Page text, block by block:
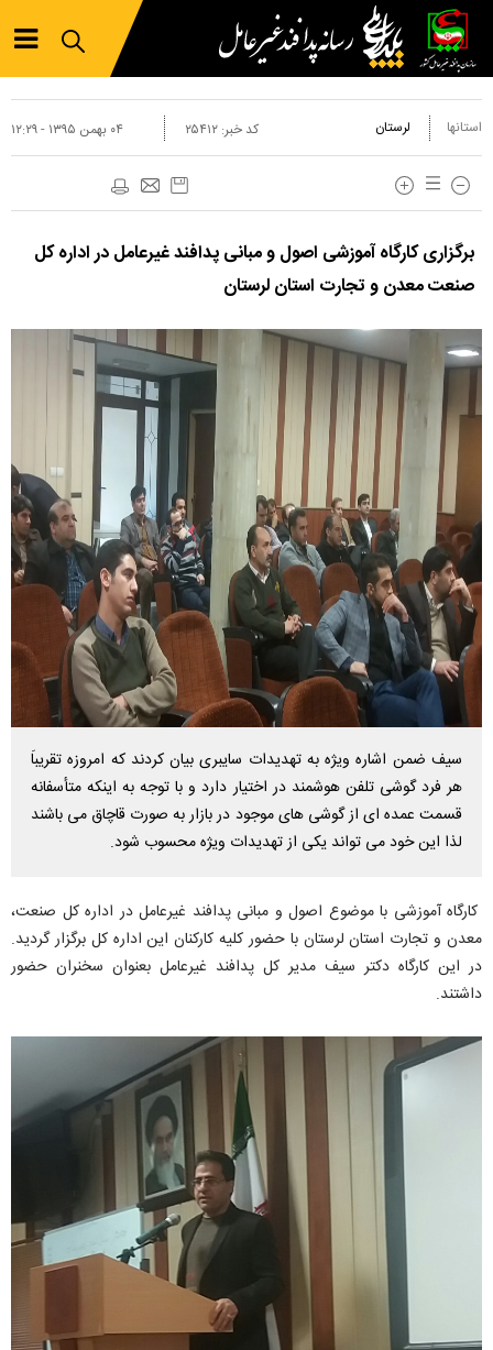
استانها لرستان ۰۴ بهمن ۱۳۹۵ - ۱۲:۲۹ کد خبر: ۲۵۴۱۲
برگزاری کارگاه آموزشی اصول و مبانی پدافند غیرعامل در اداره کل
صنعت معدن و تجارت استان لرستان
سیف ضمن اشاره ویژه به تهدیدات سایبری بیان کردند که امروزه تقریباَ
هر فرد گوشی تلفن هوشمند در اختیار دارد و با توجه به اینکه متأسفانه
قسمت عمده ای از گوشی های موجود در بازار به صورت قاچاق می باشند
لذا این خود می تواند یکی از تهدیدات ویژه محسوب شود.
کارگاه آموزشی با موضوع اصول و مبانی پدافند غیرعامل در اداره کل صنعت،
معدن و تجارت استان لرستان با حضور کلیه کارکنان این اداره کل برگزار گردید.
در این کارگاه دکتر سیف مدیر کل پدافند غیرعامل بعنوان سخنران حضور
داشتند.